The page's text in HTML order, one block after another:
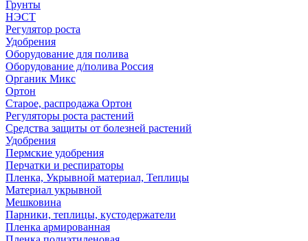
Грунты
НЭСТ
Регулятор роста
Удобрения
Оборудование для полива
Оборудование д/полива Россия
Органик Микс
Ортон
Старое, распродажа Ортон
Регуляторы роста растений
Средства защиты от болезней растений
Удобрения
Пермские удобрения
Перчатки и респираторы
Пленка, Укрывной материал, Теплицы
Материал укрывной
Мешковина
Парники, теплицы, кустодержатели
Пленка армированная